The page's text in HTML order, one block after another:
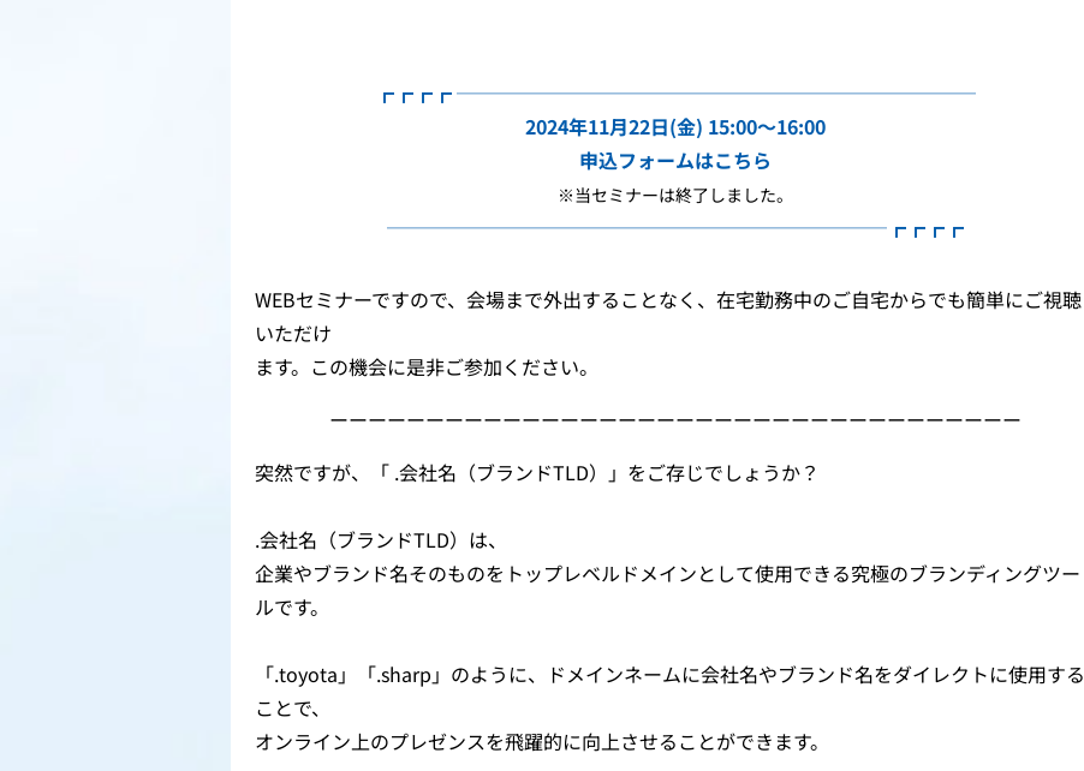
┏┏┏┏ ───────────────────────────
2024年11月22日(金) 15:00～16:00
申込フォームはこちら
※当セミナーは終了しました。
──────────────────────────┏┏┏┏
WEBセミナーですので、会場まで外出することなく、在宅勤務中のご自宅からでも簡単にご視聴
いただけ
ます。この機会に是非ご参加ください。
ーーーーーーーーーーーーーーーーーーーーーーーーーーーーーーーーーーーー
突然ですが、「 .会社名（ブランドTLD）」をご存じでしょうか？
.会社名（ブランドTLD）は、
企業やブランド名そのものをトップレベルドメインとして使用できる究極のブランディングツー
ルです。
「.toyota」「.sharp」のように、ドメインネームに会社名やブランド名をダイレクトに使用する
ことで、
オンライン上のプレゼンスを飛躍的に向上させることができます。